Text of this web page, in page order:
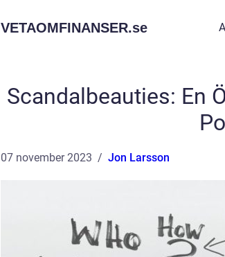
VETAOMFINANSER.se
Scandalbeauties: En
07 november 2023 Jon Larsson